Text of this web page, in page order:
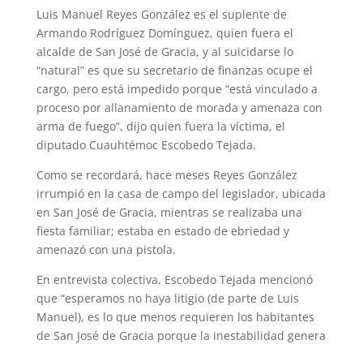
Luis Manuel Reyes González es el suplente de
Armando Rodríguez Domínguez, quien fuera el
alcalde de San José de Gracia, y al suicidarse lo
“natural” es que su secretario de finanzas ocupe el
cargo, pero está impedido porque “está vinculado a
proceso por allanamiento de morada y amenaza con
arma de fuego”, dijo quien fuera la víctima, el
diputado Cuauhtémoc Escobedo Tejada.
Como se recordará, hace meses Reyes González
irrumpió en la casa de campo del legislador, ubicada
en San José de Gracia, mientras se realizaba una
fiesta familiar; estaba en estado de ebriedad y
amenazó con una pistola.
En entrevista colectiva, Escobedo Tejada mencionó
que “esperamos no haya litigio (de parte de Luis
Manuel), es lo que menos requieren los habitantes
de San José de Gracia porque la inestabilidad genera